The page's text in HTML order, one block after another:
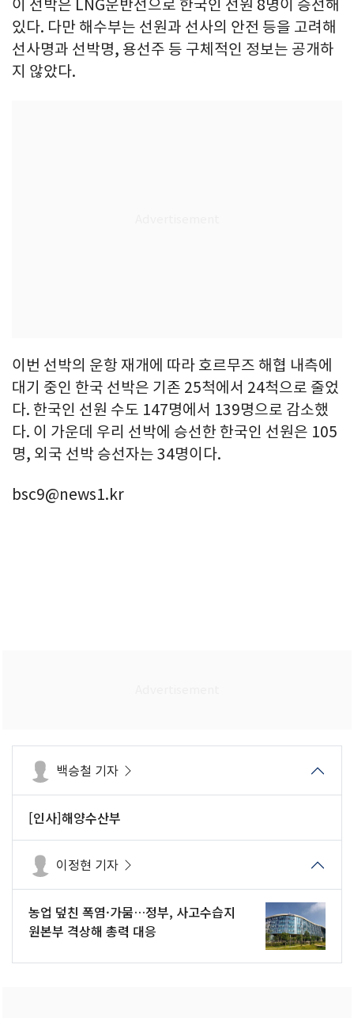
이 선박은 LNG운반선으로 한국인 선원 8명이 승선해
있다. 다만 해수부는 선원과 선사의 안전 등을 고려해
선사명과 선박명, 용선주 등 구체적인 정보는 공개하
지 않았다.
이번 선박의 운항 재개에 따라 호르무즈 해협 내측에
대기 중인 한국 선박은 기존 25척에서 24척으로 줄었
다. 한국인 선원 수도 147명에서 139명으로 감소했
다. 이 가운데 우리 선박에 승선한 한국인 선원은 105
명, 외국 선박 승선자는 34명이다.
bsc9@news1.kr
백승철 기자
[인사]해양수산부
이정현 기자
농업 덮친 폭염·가뭄…정부, 사고수습지
원본부 격상해 총력 대응